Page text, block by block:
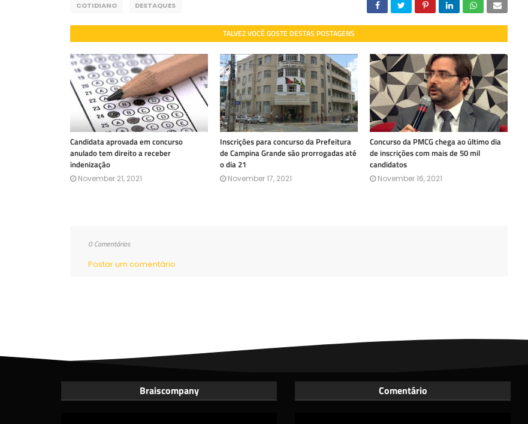
COTIDIANO DESTAQUES
TALVEZ VOCÊ GOSTE DESTAS POSTAGENS
Candidata aprovada em concurso
anulado tem direito a receber
indenização
November 21, 2021
Inscrições para concurso da Prefeitura
de Campina Grande são prorrogadas até
o dia 21
November 17, 2021
Concurso da PMCG chega ao último dia
de inscrições com mais de 50 mil
candidatos
November 16, 2021
0 Comentários
Postar um comentário
Braiscompany Comentário